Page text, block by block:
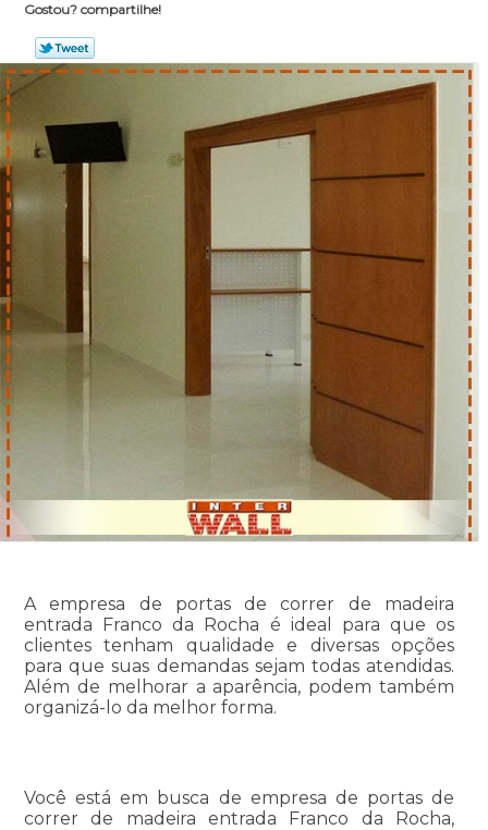
Gostou? compartilhe!
A empresa de portas de correr de madeira
entrada Franco da Rocha é ideal para que os
clientes tenham qualidade e diversas opções
para que suas demandas sejam todas atendidas.
Além de melhorar a aparência, podem também
organizá-lo da melhor forma.
Você está em busca de empresa de portas de
correr de madeira entrada Franco da Rocha,